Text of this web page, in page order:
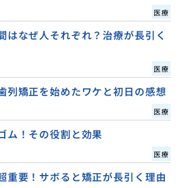
医療
はなぜ人それぞれ？治療が長引く
医療
列矯正を始めたワケと初日の感想
医療
ム！その役割と効果
医療
重要！サボると矯正が長引く理由